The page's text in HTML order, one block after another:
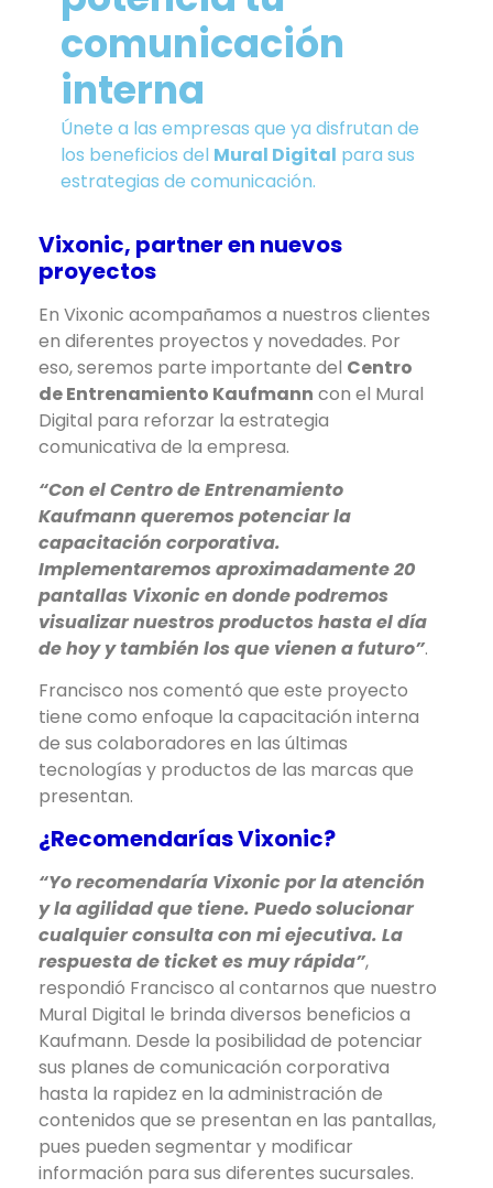
comunicación
interna
Únete a las empresas que ya disfrutan de
los beneficios del Mural Digital para sus
estrategias de comunicación.
Vixonic, partner en nuevos
proyectos
En Vixonic acompañamos a nuestros clientes
en diferentes proyectos y novedades. Por
eso, seremos parte importante del Centro
de Entrenamiento Kaufmann con el Mural
Digital para reforzar la estrategia
comunicativa de la empresa.
“Con el Centro de Entrenamiento
Kaufmann queremos potenciar la
capacitación corporativa.
Implementaremos aproximadamente 20
pantallas Vixonic en donde podremos
visualizar nuestros productos hasta el día
de hoy y también los que vienen a futuro”.
Francisco nos comentó que este proyecto
tiene como enfoque la capacitación interna
de sus colaboradores en las últimas
tecnologías y productos de las marcas que
presentan.
¿Recomendarías Vixonic?
“Yo recomendaría Vixonic por la atención
y la agilidad que tiene. Puedo solucionar
cualquier consulta con mi ejecutiva. La
respuesta de ticket es muy rápida”,
respondió Francisco al contarnos que nuestro
Mural Digital le brinda diversos beneficios a
Kaufmann. Desde la posibilidad de potenciar
sus planes de comunicación corporativa
hasta la rapidez en la administración de
contenidos que se presentan en las pantallas,
pues pueden segmentar y modificar
información para sus diferentes sucursales.